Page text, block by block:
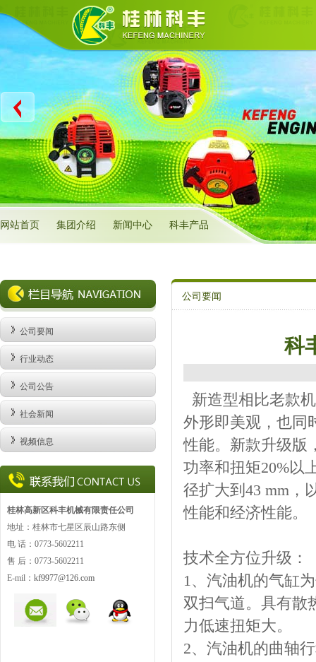
网站首页 集团介绍 新闻中心 科丰产品
公司要闻
行业动态
公司公告
社会新闻
视频信息
桂林高新区科丰机械有限责任公司
地址：桂林市七星区辰山路东侧
电 话：0773-5602211
售 后：0773-5602211
E-mil： kf9977@126.com
公司要闻
科
新造型相比老款
外形即美观，也同
性能。新款升级版
功率和扭矩20%以
径扩大到43 mm，
性能和经济性能。
技术全方位升级：
1、汽油机的气缸
双扫气道。具有散
力低速扭矩大。
2、汽油机的曲轴